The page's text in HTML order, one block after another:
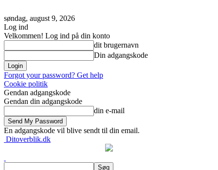
søndag, august 9, 2026
Log ind
Velkommen! Log ind på din konto
dit brugernavn
Din adgangskode
Forgot your password? Get help
Cookie politik
Gendan adgangskode
Gendan din adgangskode
din e-mail
En adgangskode vil blive sendt til din email.
Ditoverblik.dk